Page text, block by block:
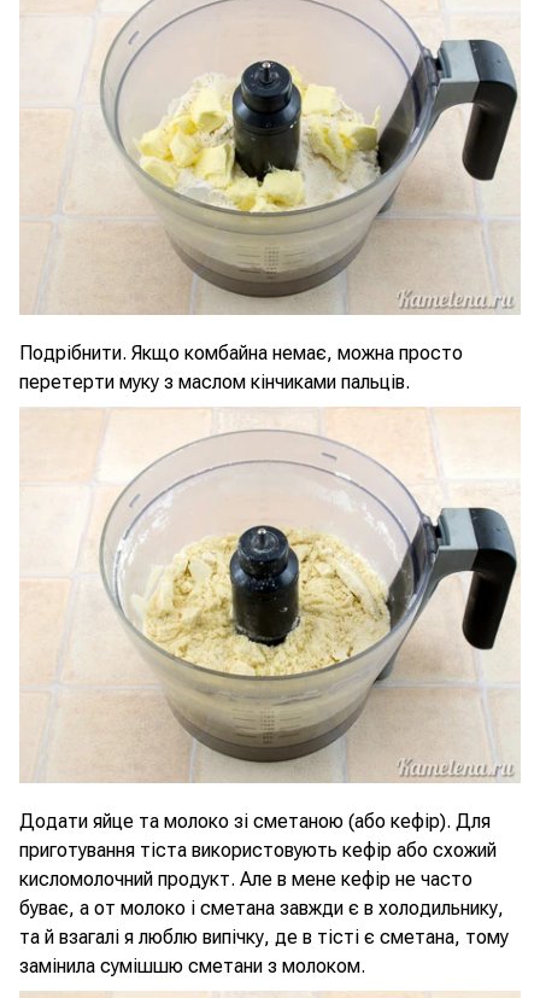
Подрібнити. Якщо комбайна немає, можна просто
перетерти муку з маслом кінчиками пальців.
Додати яйце та молоко зі сметаною (або кефір). Для
приготування тіста використовують кефір або схожий
кисломолочний продукт. Але в мене кефір не часто
буває, а от молоко і сметана завжди є в холодильнику,
та й взагалі я люблю випічку, де в тісті є сметана, тому
замінила сумішшю сметани з молоком.